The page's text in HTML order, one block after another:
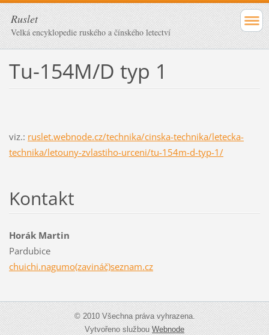
Ruslet
Velká encyklopedie ruského a čínského letectví
Tu-154M/D typ 1
viz.: ruslet.webnode.cz/technika/cinska-technika/letecka-
technika/letouny-zvlastiho-urceni/tu-154m-d-typ-1/
Kontakt
Horák Martin
Pardubice
chuichi.nagumo(zavináč)seznam.cz
© 2010 Všechna práva vyhrazena.
Vytvořeno službouWebnode